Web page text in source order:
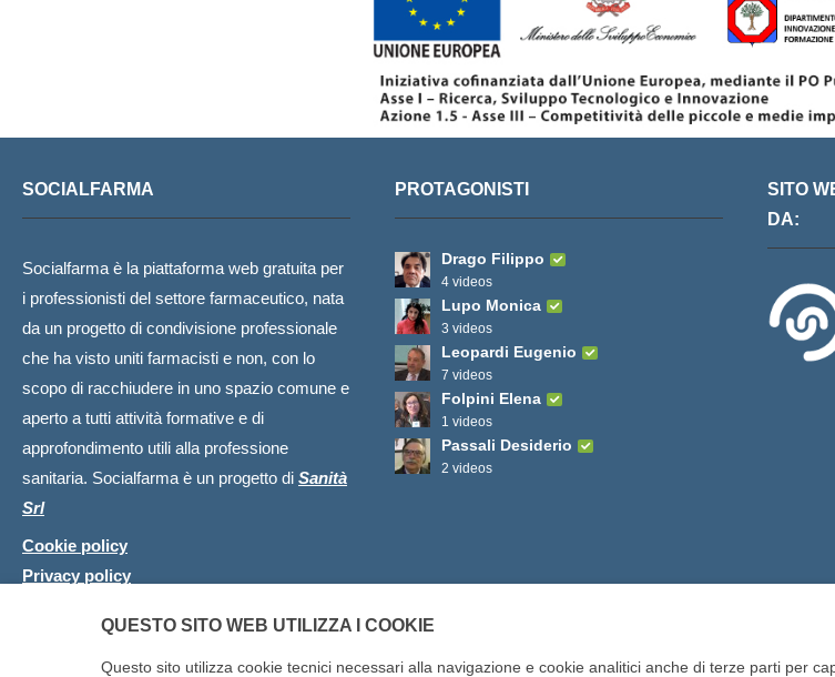
SOCIALFARMA
Socialfarma è la piattaforma web gratuita per
i professionisti del settore farmaceutico, nata
da un progetto di condivisione professionale
che ha visto uniti farmacisti e non, con lo
scopo di racchiudere in uno spazio comune e
aperto a tutti attività formative e di
approfondimento utili alla professione
sanitaria. Socialfarma è un progetto di Sanità
Srl
Cookie policy
Privacy policy
PROTAGONISTI
Drago Filippo
4 videos
Lupo Monica
3 videos
Leopardi Eugenio
7 videos
Folpini Elena
1 videos
Passali Desiderio
2 videos
SITO
DA:
QUESTO SITO WEB UTILIZZA I COOKIE
Questo sito utilizza cookie tecnici necessari alla navigazione e cookie analitici anche di terze parti per